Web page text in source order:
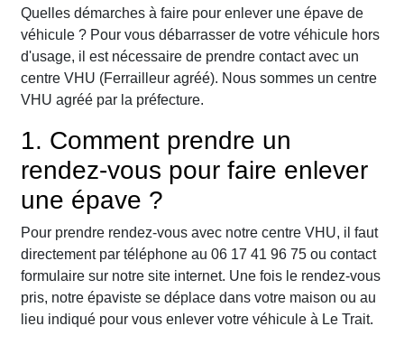
Quelles démarches à faire pour enlever une épave de
véhicule ? Pour vous débarrasser de votre véhicule hors
d'usage, il est nécessaire de prendre contact avec un
centre VHU (Ferrailleur agréé). Nous sommes un centre
VHU agréé par la préfecture.
1. Comment prendre un
rendez-vous pour faire enlever
une épave ?
Pour prendre rendez-vous avec notre centre VHU, il faut
directement par téléphone au 06 17 41 96 75 ou contact
formulaire sur notre site internet. Une fois le rendez-vous
pris, notre épaviste se déplace dans votre maison ou au
lieu indiqué pour vous enlever votre véhicule à Le Trait.